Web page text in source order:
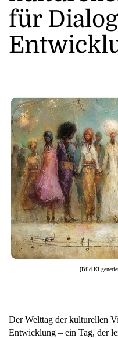
für
[Bild KI
Der Welttag der kulturellen
Entwicklung – ein Tag, der